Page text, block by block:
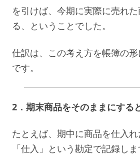
を引けば、今期に実際に売れ
る、ということでした。
仕訳は、この考え方を帳簿の
です。
2．期末商品をそのままにする
たとえば、期中に商品を仕入
「仕入」という勘定で記録しま